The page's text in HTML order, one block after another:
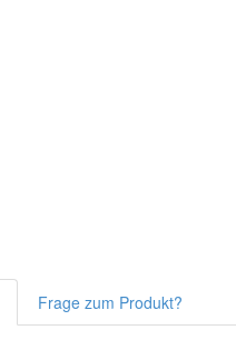
Frage zum Produkt?